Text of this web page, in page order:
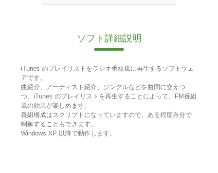
ソフト詳細説明
iTunes のプレイリストをラジオ番組風に再生するソフトウェ
アです。
曲紹介、アーティスト紹介、ジングルなどを曲間に交えつ
つ、iTunes のプレイリストを再生することによって、FM番組
風の効果が楽しめます。
番組構成はスクリプトになっていますので、ある程度自分で
制御することもできます。
Windows XP 以降で動作します。